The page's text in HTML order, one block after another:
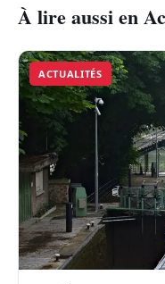
À lire aussi en
ACTUALITÉS